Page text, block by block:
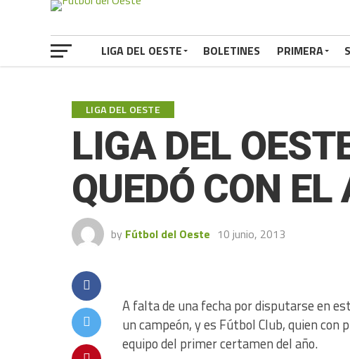
LIGA DEL OESTE BOLETINES PRIMERA
LIGA DEL OESTE
LIGA DEL
QUEDÓ CON
by Fútbol del Oeste 10 junio, 2013
A falta de una fecha por disputarse en
un campeón, y es Fútbol Club, quien
equipo del primer certamen del año.